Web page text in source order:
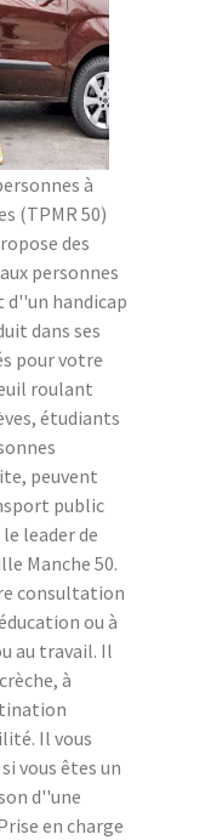
à
(TPMR 50)
des
personnes
handicap
dans ses
pour votre
roulant
étudiants
peuvent
public
leader de
Manche 50.
consultation
ou à
au travail. Il
à
Il vous
vous êtes un
d''une
en charge